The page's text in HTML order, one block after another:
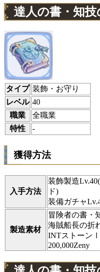
達人の書・知技
タイプ 装飾・お守り
レベル 40
職業
全職業
特性
-
獲得方法
入手方法
装飾製造
ド)
装備ガチャ
製造素材
冒険者の書・
海賊船長の折
INTストーン
200,000Zeny